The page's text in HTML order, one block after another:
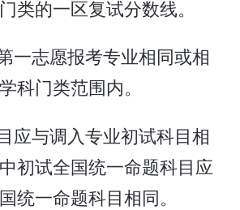
类的一区复试分数线。
一志愿报考专业相同或相
科门类范围内。
应与调入专业初试科目相
初试全国统一命题科目应
统一命题科目相同。